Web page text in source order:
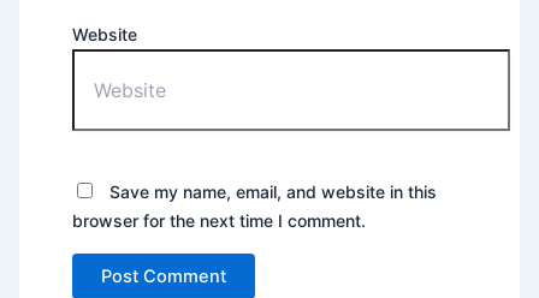
Website
Save my name, email, and website in this
browser for the next time I comment.